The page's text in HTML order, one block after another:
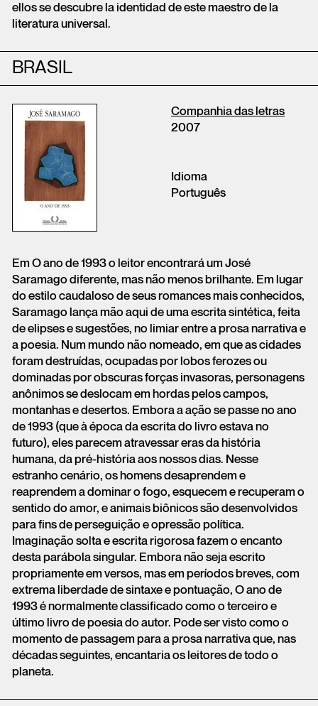
ellos se descubre la identidad de este maestro de la
literatura universal.
BRASIL
Companhia das letras
2007
Idioma
Português
Em O ano de 1993 o leitor encontrará um José
Saramago diferente, mas não menos brilhante. Em lugar
do estilo caudaloso de seus romances mais conhecidos,
Saramago lança mão aqui de uma escrita sintética, feita
de elipses e sugestões, no limiar entre a prosa narrativa e
a poesia. Num mundo não nomeado, em que as cidades
foram destruídas, ocupadas por lobos ferozes ou
dominadas por obscuras forças invasoras, personagens
anônimos se deslocam em hordas pelos campos,
montanhas e desertos. Embora a ação se passe no ano
de 1993 (que à época da escrita do livro estava no
futuro), eles parecem atravessar eras da história
humana, da pré-história aos nossos dias. Nesse
estranho cenário, os homens desaprendem e
reaprendem a dominar o fogo, esquecem e recuperam o
sentido do amor, e animais biônicos são desenvolvidos
para fins de perseguição e opressão política.
Imaginação solta e escrita rigorosa fazem o encanto
desta parábola singular. Embora não seja escrito
propriamente em versos, mas em períodos breves, com
extrema liberdade de sintaxe e pontuação, O ano de
1993 é normalmente classificado como o terceiro e
último livro de poesia do autor. Pode ser visto como o
momento de passagem para a prosa narrativa que, nas
décadas seguintes, encantaria os leitores de todo o
planeta.